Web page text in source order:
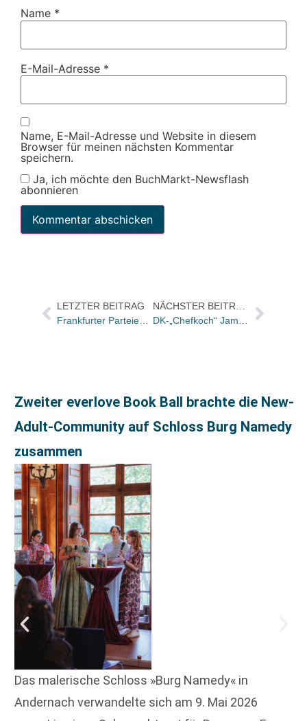
Name *
E-Mail-Adresse *
Name, E-Mail-Adresse und Website in diesem
Browser für meinen nächsten Kommentar
speichern.
Ja, ich möchte den BuchMarkt-Newsflash
abonnieren
LETZTER BEITRAG
Frankfurter Parteien einhellig für Standorterhalt / Donnerstag Beratung im BV über Zukunft der Buchmesse
Zweiter everlove Book Ball brachte die New-
Adult-Community auf Schloss Burg Namedy
zusammen
Das malerische Schloss »Burg Namedy« in
Andernach verwandelte sich am 9. Mai 2026